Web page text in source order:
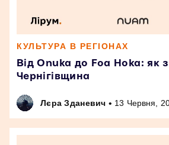
КУЛЬТУРА В РЕГІОНАХ
Від Onuka до Foa Hoka: як
Чернігівщина
Лєра Зданевич • 13 Червня,